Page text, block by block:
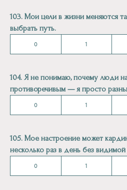
103. Мои цели в жизни меняются
выбрать путь.
0 1
104. Я не понимаю, почему люди
противоречивым — я просто
0 1
105. Мое настроение может
несколько раз в день без
0 1